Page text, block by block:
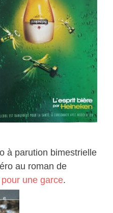
à parution bimestrielle
au roman de
une garce.